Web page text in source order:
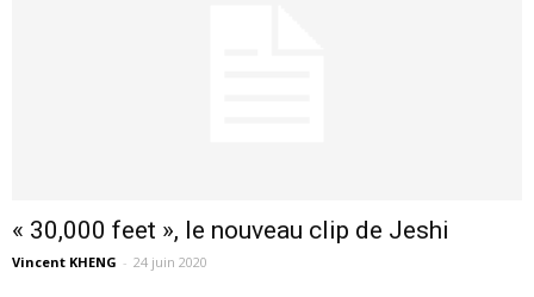
« 30,000 feet », le nouveau clip de Jeshi
Vincent KHENG - 24 juin 2020